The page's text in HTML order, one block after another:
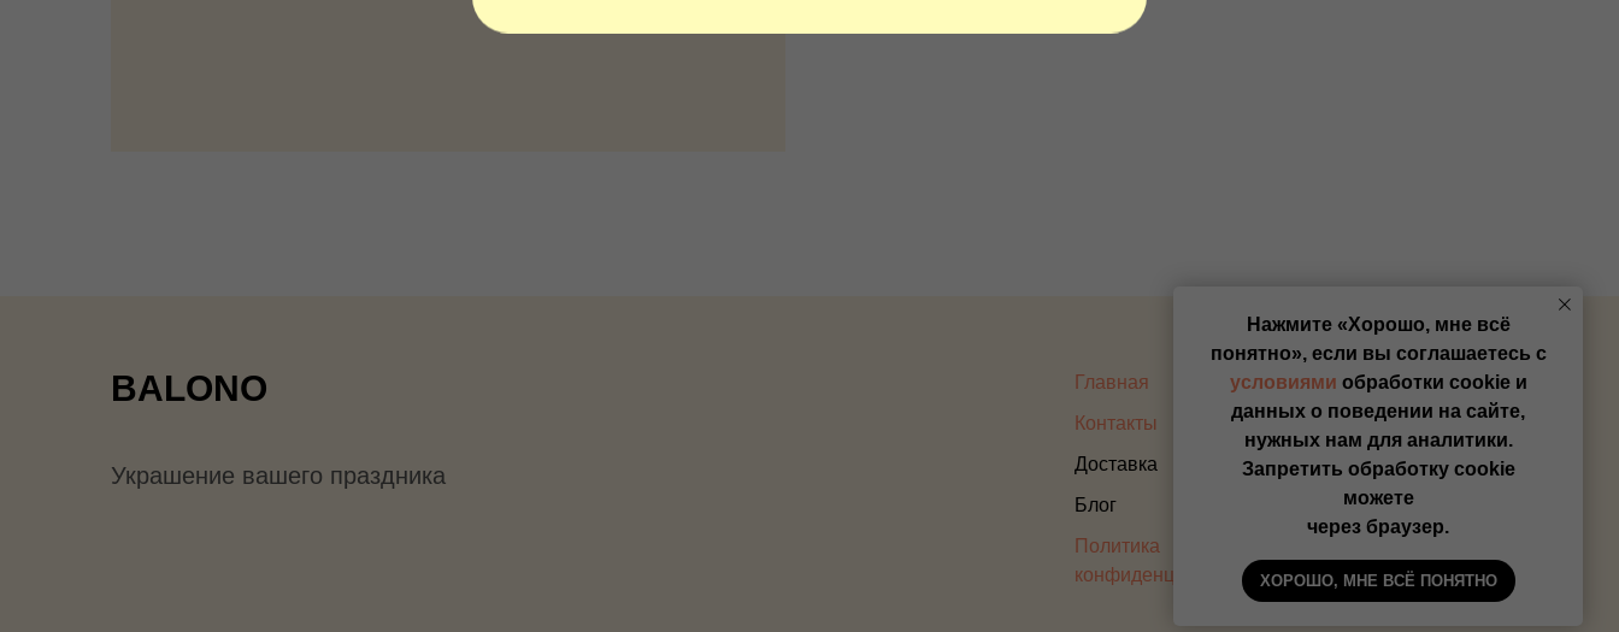
Нажмите «Хорошо, мне всё
понятно», если вы соглашаетесь с
условиями обработки cookie и
данных о поведении на сайте,
нужных нам для аналитики.
Запретить обработку cookie
можете
через браузер.
ХОРОШО, МНЕ ВСЁ ПОНЯТНО
BALONO
Украшение вашего праздника
Главная
Контакты
Доставка
Блог
Политика
конфиденциальности
Оплата
Прайс